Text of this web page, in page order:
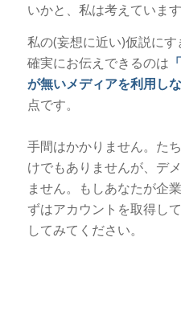
いかと、私は考えています
私の(妄想に近い)仮説に
確実にお伝えできるのは
が無いメディアを利用し
点です。
手間はかかりません。た
けでもありませんが、デ
ません。もしあなたが企
ずはアカウントを取得し
してみてください。